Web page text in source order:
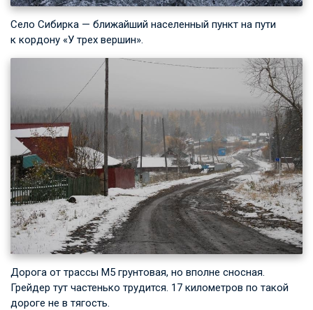
Село Сибирка — ближайший населенный пункт на пути
к кордону «У трех вершин».
Дорога от трассы М5 грунтовая, но вполне сносная.
Грейдер тут частенько трудится. 17 километров по такой
дороге не в тягость.